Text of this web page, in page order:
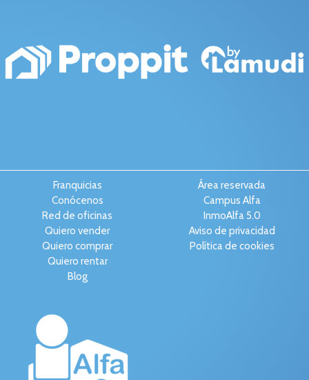
Franquicias
Conócenos
Red de oficinas
Quiero vender
Quiero comprar
Quiero rentar
Blog
Área reservada
Campus Alfa
InmoAlfa 5.0
Aviso de privacidad
Política de cookies